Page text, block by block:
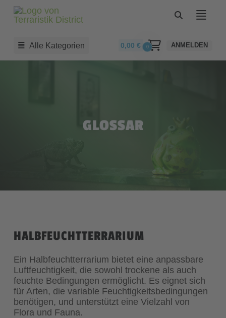
Alle Kategorien 0,00€ 0 ANMELDEN
GLOSSAR
HALBFEUCHTTERRARIUM
Ein Halbfeuchtterrarium bietet eine anpassbare
Luftfeuchtigkeit, die sowohl trockene als auch
feuchte Bedingungen ermöglicht. Es eignet sich
für Arten, die variable Feuchtigkeitsbedingungen
benötigen, und unterstützt eine Vielzahl von
Flora und Fauna.